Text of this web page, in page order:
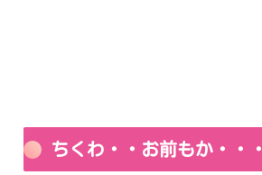
ちくわ・・お前もか・・・